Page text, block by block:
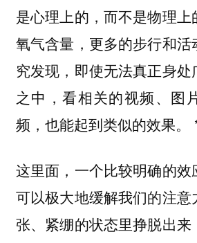
是心理上的，而不是物理
氧气含量，更多的步行和活
究发现，即使无法真正身
之中，看相关的视频、图
频，也能起到类似的效果。
这里面，一个比较明确的效
可以极大地缓解我们的注意
张、紧绷的状态里挣脱出来